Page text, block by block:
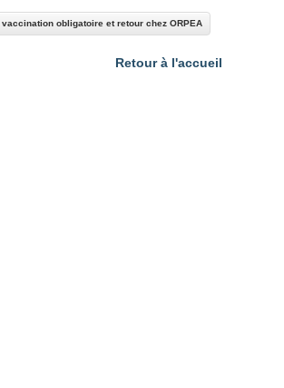
obligatoire et retour chez ORPEA
Retour à l'accueil